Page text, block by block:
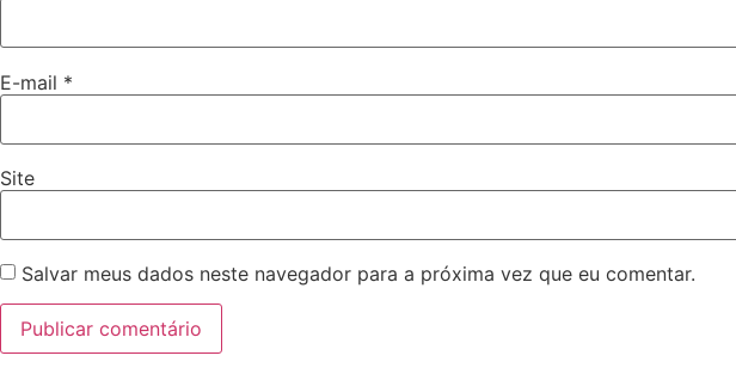
E-mail *
Site
Salvar meus dados neste navegador para a próxima vez que eu comentar.